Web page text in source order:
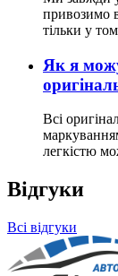
привозимо
тільки у
Як я
Всі
легкістю
Відгуки
Всі відгуки